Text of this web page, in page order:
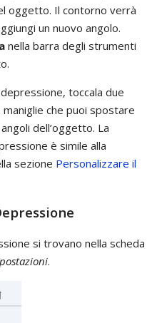
oggetto. Il contorno verrà
un nuovo angolo.
nella barra degli strumenti
toccala due
che puoi spostare
dell’oggetto. La
è simile alla
sezione Personalizzare il
si trovano nella scheda
.